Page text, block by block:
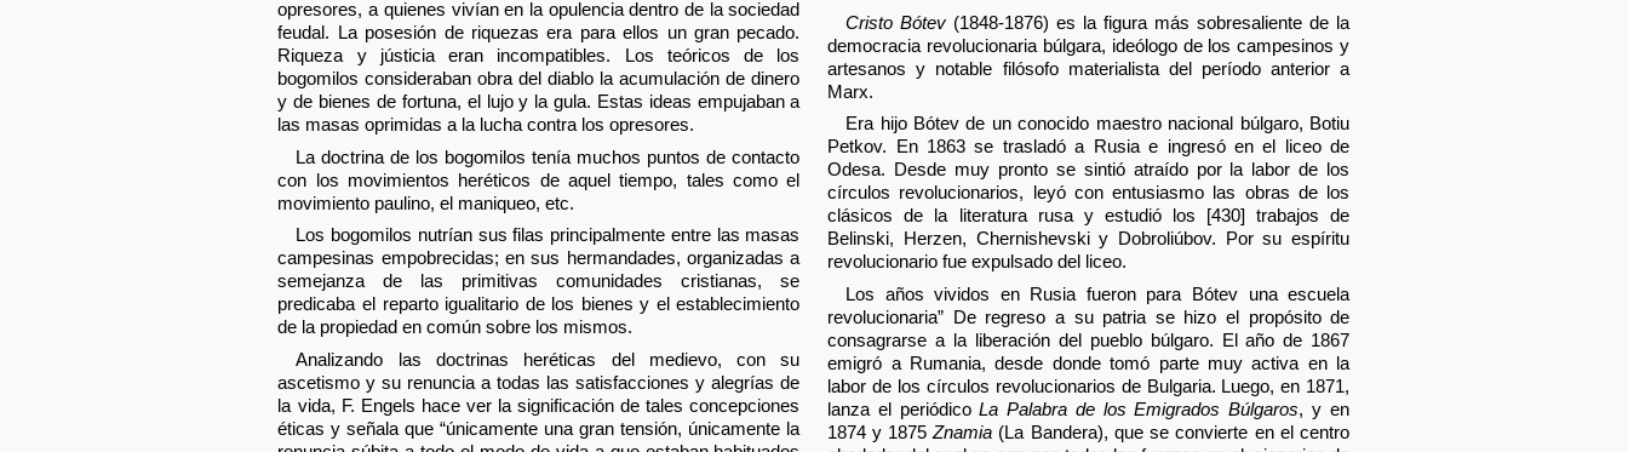
opresores, a quienes vivían en la opulencia dentro de la sociedad
feudal. La posesión de riquezas era para ellos un gran pecado.
Riqueza y jústicia eran incompatibles. Los teóricos de los
bogomilos consideraban obra del diablo la acumulación de dinero
y de bienes de fortuna, el lujo y la gula. Estas ideas empujaban a
las masas oprimidas a la lucha contra los opresores.
La doctrina de los bogomilos tenía muchos puntos de contacto
con los movimientos heréticos de aquel tiempo, tales como el
movimiento paulino, el maniqueo, etc.
Los bogomilos nutrían sus filas principalmente entre las masas
campesinas empobrecidas; en sus hermandades, organizadas a
semejanza de las primitivas comunidades cristianas, se
predicaba el reparto igualitario de los bienes y el establecimiento
de la propiedad en común sobre los mismos.
Analizando las doctrinas heréticas del medievo, con su
ascetismo y su renuncia a todas las satisfacciones y alegrías de
la vida, F. Engels hace ver la significación de tales concepciones
éticas y señala que “únicamente una gran tensión, únicamente la
Cristo Bótev (1848-1876) es la figura más sobresaliente de la
democracia revolucionaria búlgara, ideólogo de los campesinos y
artesanos y notable filósofo materialista del período anterior a
Marx.
Era hijo Bótev de un conocido maestro nacional búlgaro, Botiu
Petkov. En 1863 se trasladó a Rusia e ingresó en el liceo de
Odesa. Desde muy pronto se sintió atraído por la labor de los
círculos revolucionarios, leyó con entusiasmo las obras de los
clásicos de la literatura rusa y estudió los [430] trabajos de
Belinski, Herzen, Chernishevski y Dobroliúbov. Por su espíritu
revolucionario fue expulsado del liceo.
Los años vividos en Rusia fueron para Bótev una escuela
revolucionaria” De regreso a su patria se hizo el propósito de
consagrarse a la liberación del pueblo búlgaro. El año de 1867
emigró a Rumania, desde donde tomó parte muy activa en la
labor de los círculos revolucionarios de Bulgaria. Luego, en 1871,
lanza el periódicoLa Palabra de los Emigrados Búlgaros, y en
1874 y 1875Znamia (La Bandera), que se convierte en el centro